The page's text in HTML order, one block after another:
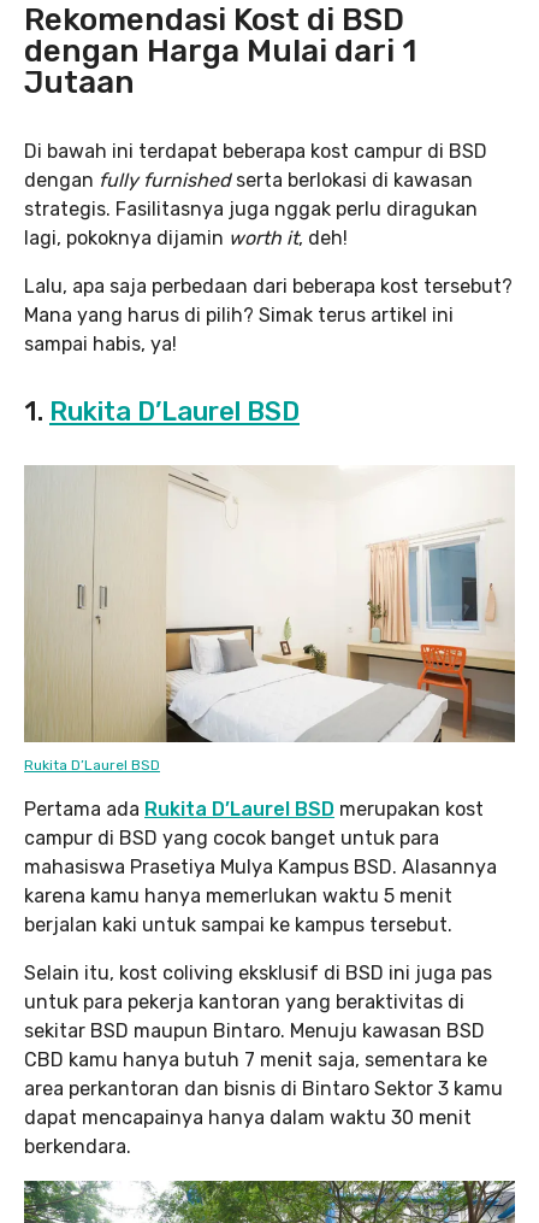
Rekomendasi Kost di BSD
dengan Harga Mulai dari 1
Jutaan
Di bawah ini terdapat beberapa kost campur di BSD
dengan fully furnished serta berlokasi di kawasan
strategis. Fasilitasnya juga nggak perlu diragukan
lagi, pokoknya dijamin worth it, deh!
Lalu, apa saja perbedaan dari beberapa kost tersebut?
Mana yang harus di pilih? Simak terus artikel ini
sampai habis, ya!
1. Rukita D’Laurel BSD
Rukita D’Laurel BSD
Pertama ada Rukita D’Laurel BSD merupakan kost
campur di BSD yang cocok banget untuk para
mahasiswa Prasetiya Mulya Kampus BSD. Alasannya
karena kamu hanya memerlukan waktu 5 menit
berjalan kaki untuk sampai ke kampus tersebut.
Selain itu, kost coliving eksklusif di BSD ini juga pas
untuk para pekerja kantoran yang beraktivitas di
sekitar BSD maupun Bintaro. Menuju kawasan BSD
CBD kamu hanya butuh 7 menit saja, sementara ke
area perkantoran dan bisnis di Bintaro Sektor 3 kamu
dapat mencapainya hanya dalam waktu 30 menit
berkendara.